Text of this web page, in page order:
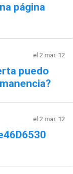
página
el 2 mar. 12
puedo
el 2 mar. 12